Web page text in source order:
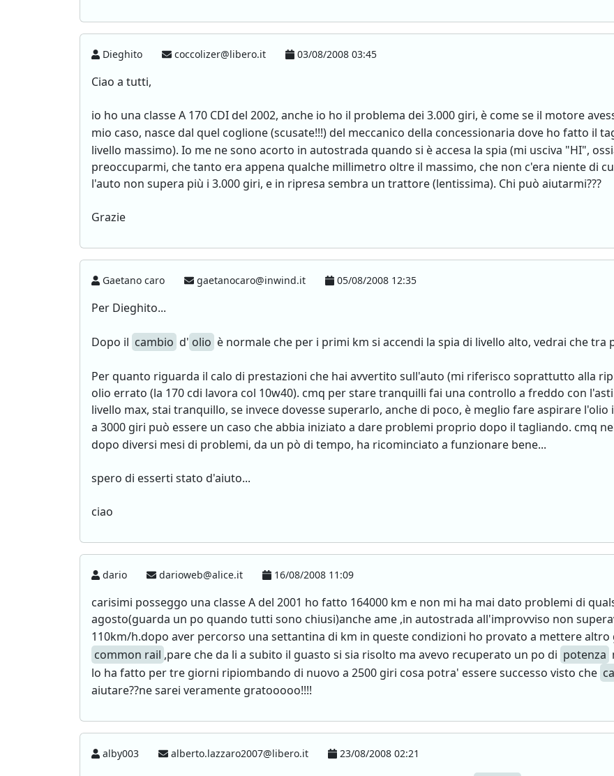
Dieghito coccolizer@libero.it 03/08/2008 03:45
Ciao a tutti,
io ho una classe A 170 CDI del 2002, anche io ho il problema dei 3.000 giri, è come se il motore
mio caso, nasce dal quel coglione (scusate!!!) del meccanico della concessionaria dove ho fatto il
livello massimo). Io me ne sono acorto in autostrada quando si è accesa la spia (mi usciva "HI",
preoccuparmi, che tanto era appena qualche millimetro oltre il massimo, che non c'era niente di
l'auto non supera più i 3.000 giri, e in ripresa sembra un trattore (lentissima). Chi può aiutarmi???
Grazie
Gaetano caro gaetanocaro@inwind.it 05/08/2008 12:35
Per Dieghito...
Dopo il cambio d' olio è normale che per i primi km si accendi la spia di livello alto, vedrai che tra
Per quanto riguarda il calo di prestazioni che hai avvertito sull'auto (mi riferisco soprattutto alla
olio errato (la 170 cdi lavora col 10w40). cmq per stare tranquilli fai una controllo a freddo con
livello max, stai tranquillo, se invece dovesse superarlo, anche di poco, è meglio fare aspirare
a 3000 giri può essere un caso che abbia iniziato a dare problemi proprio dopo il tagliando. cmq
dopo diversi mesi di problemi, da un pò di tempo, ha ricominciato a funzionare bene...
spero di esserti stato d'aiuto...
ciao
dario darioweb@alice.it 16/08/2008 11:09
carisimi posseggo una classe A del 2001 ho fatto 164000 km e non mi ha mai dato problemi di
agosto(guarda un po quando tutti sono chiusi)anche ame ,in autostrada all'improvviso non
110km/h.dopo aver percorso una settantina di km in queste condizioni ho provato a mettere altro
common rail ,pare che da li a subito il guasto si sia risolto ma avevo recuperato un po di potenza
lo ha fatto per tre giorni ripiombando di nuovo a 2500 giri cosa potra' essere successo visto che
aiutare??ne sarei veramente gratooooo!!!!
alby003 alberto.lazzaro2007@libero.it 23/08/2008 02:21